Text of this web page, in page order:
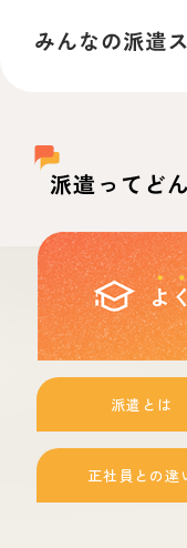
派遣ってど
派遣とは
正社員との違